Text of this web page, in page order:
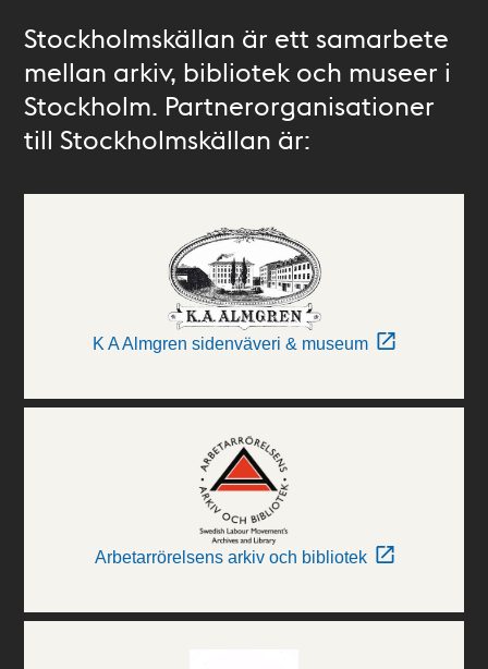
Stockholmskällan är ett samarbete
mellan arkiv, bibliotek och museer i
Stockholm. Partnerorganisationer
till Stockholmskällan är:
K A Almgren sidenväveri & museum
Arbetarrörelsens arkiv och bibliotek